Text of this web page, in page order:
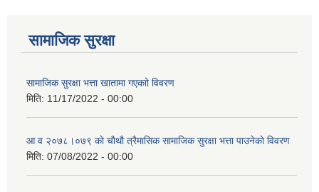
सामाजिक सुरक्षा
सामाजिक सुरक्षा भत्ता खातामा गएकाो विवरण
मिति: 11/17/2022 - 00:00
आ व २०७८।०७९ काे चाैथौ त्रैमासिक सामाजिक सुरक्षा भत्ता पाउनेकाे विवरण
मिति: 07/08/2022 - 00:00